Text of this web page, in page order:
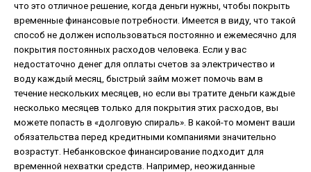
что это отличное решение, когда деньги нужны, чтобы покрыть
временные финансовые потребности. Имеется в виду, что такой
способ не должен использоваться постоянно и ежемесячно для
покрытия постоянных расходов человека. Если у вас
недостаточно денег для оплаты счетов за электричество и
воду каждый месяц, быстрый займ может помочь вам в
течение нескольких месяцев, но если вы тратите деньги каждые
несколько месяцев только для покрытия этих расходов, вы
можете попасть в «долговую спираль». В какой-то момент ваши
обязательства перед кредитными компаниями значительно
возрастут. Небанковское финансирование подходит для
временной нехватки средств. Например, неожиданные